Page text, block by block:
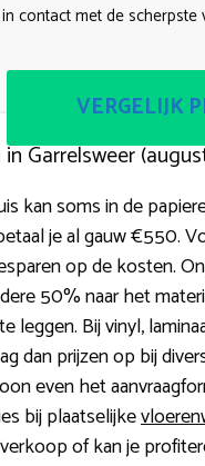
contact met de
VERGELIJK
Garrelsweer
kan soms in de
je al gauw €550.
op de kosten.
50% naar het
leggen. Bij vinyl,
dan prijzen op bij
even het
bij plaatselijke
of kan je